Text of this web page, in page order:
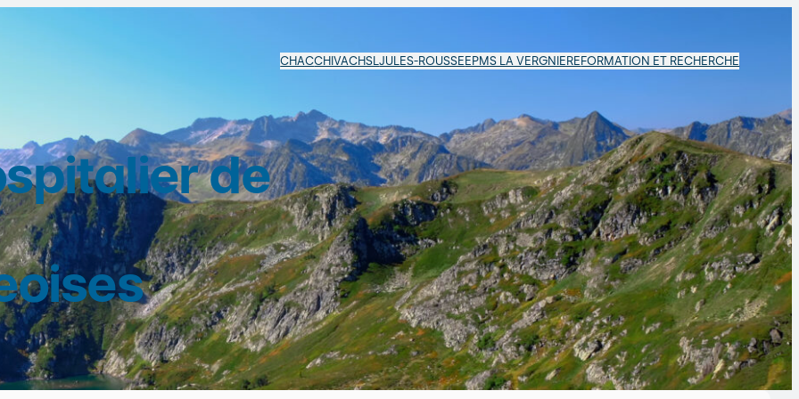
CHACCHIVACHSLJULES-ROUSSE EPMS LA VERGNIERE FORMATION ET RECHERCHE
de